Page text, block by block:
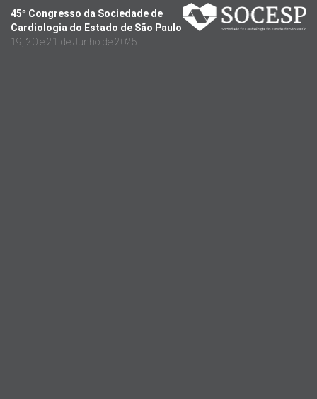
45º Congresso da Sociedade de
Cardiologia do Estado de São Paulo
19, 20 e 21 de Junho de 2025